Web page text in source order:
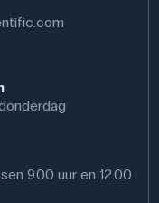
9.00 uur en 12.00